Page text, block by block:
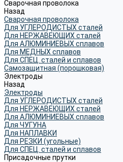
Сварочная проволока
Назад
Сварочная проволока
Для УГЛЕРОДИСТЫХ сталей
Для НЕРЖАВЕЮЩИХ сталей
Для АЛЮМИНИЕВЫХ сплавов
Для МЕДНЫХ сплавов
Для СПЕЦ. сталей и сплавов
Самозащитная (порошковая)
Электроды
Назад
Электроды
Для УГЛЕРОДИСТЫХ сталей
Для НЕРЖАВЕЮЩИХ сталей
Для АЛЮМИНИЕВЫХ сплавов
Для ЧУГУНА
Для НАПЛАВКИ
Для РЕЗКИ (угольные)
Для СПЕЦ. сталей и сплавов
Присадочные прутки